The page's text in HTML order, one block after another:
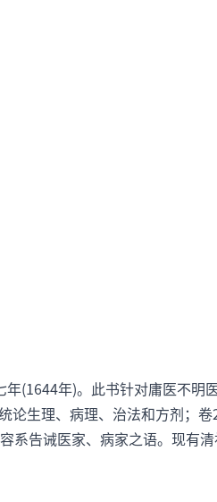
年)。此书针对庸医不明
生理、病理、治法和方剂；
告诫医家、病家之语。现有清